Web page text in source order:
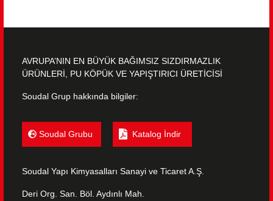
AVRUPA’NIN EN BÜYÜK BAĞIMSIZ SIZDIRMAZLIK
ÜRÜNLERİ, PU KÖPÜK VE YAPIŞTIRICI ÜRETİCİSİ
Soudal Grup hakkında bilgiler:
Soudal Grubu Katalog İndir
Soudal Yapı Kimyasalları Sanayi ve Ticaret A.Ş.
Deri Org. San. Böl. Aydınlı Mah.